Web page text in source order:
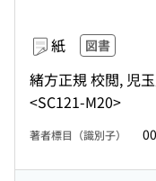
紙 図書
緒方正規 校閲, 児
<SC121-M20>
著者標目（識別子）